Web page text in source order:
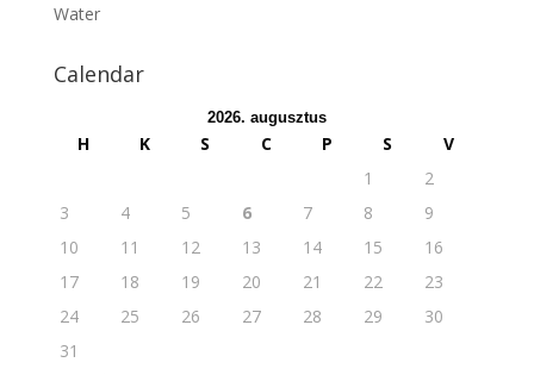
Water
Calendar
2026. augusztus
H K S C P S
V
1
2
3
4 5 6 7 8
9
10
11 12 13 14 15
16
17
18 19 20 21 22
23
24
25 26 27 28 29
30
31